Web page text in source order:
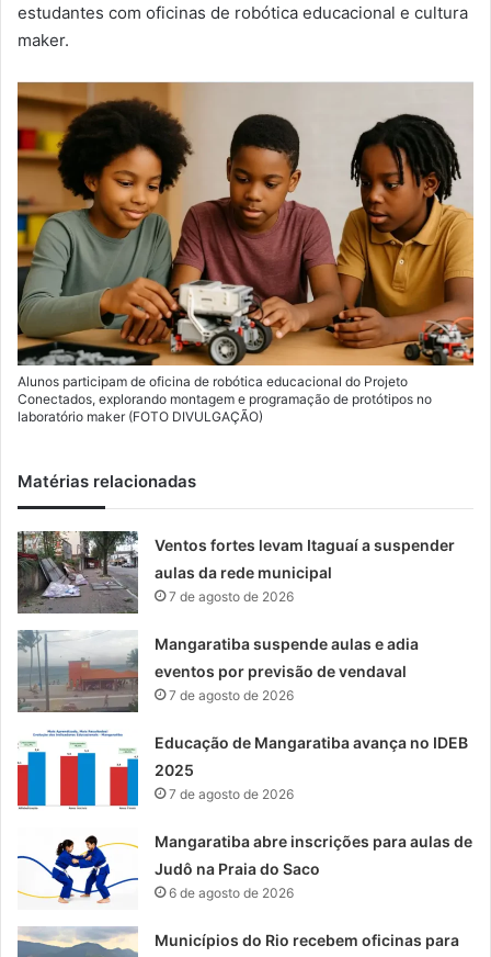
estudantes com oficinas de robótica educacional e cultura
maker.
Alunos participam de oficina de robótica educacional do Projeto
Conectados, explorando montagem e programação de protótipos no
laboratório maker (FOTO DIVULGAÇÃO)
Matérias relacionadas
Ventos fortes levam Itaguaí a suspender
aulas da rede municipal
7 de agosto de 2026
Mangaratiba suspende aulas e adia
eventos por previsão de vendaval
7 de agosto de 2026
Educação de Mangaratiba avança no IDEB
2025
7 de agosto de 2026
Mangaratiba abre inscrições para aulas de
Judô na Praia do Saco
6 de agosto de 2026
Municípios do Rio recebem oficinas para